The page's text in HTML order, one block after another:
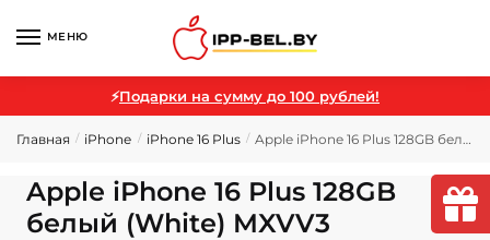
МЕНЮ
⚡Подарки на сумму до 100 рублей!
Главная / iPhone / iPhone 16 Plus / Apple iPhone 16 Plus 128GB белый (White) MXVV3
Apple iPhone 16 Plus 128GB
белый (White) MXVV3